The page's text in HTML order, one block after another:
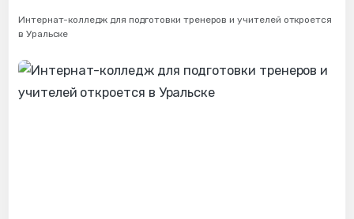
Интернат-колледж для подготовки тренеров и учителей откроется
в Уральске